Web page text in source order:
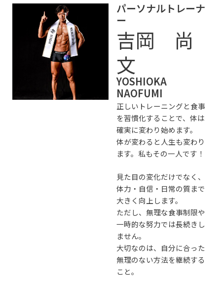
パーソナルトレーナ
ー
吉岡 尚
文
YOSHIOKA
NAOFUMI
正しいトレーニングと食事
を習慣化することで、体は
確実に変わり始めます。
体が変わると人生も変わり
ます。私もその一人です！
見た目の変化だけでなく、
体力・自信・日常の質まで
大きく向上します。
ただし、無理な食事制限や
一時的な努力では長続きし
ません。
大切なのは、自分に合った
無理のない方法を継続する
こと。